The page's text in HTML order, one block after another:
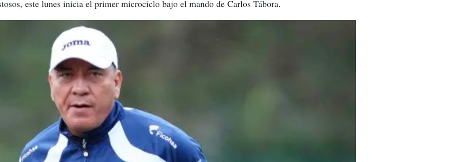
este lunes inicia el primer microciclo bajo el mando de Carlos Tábora.